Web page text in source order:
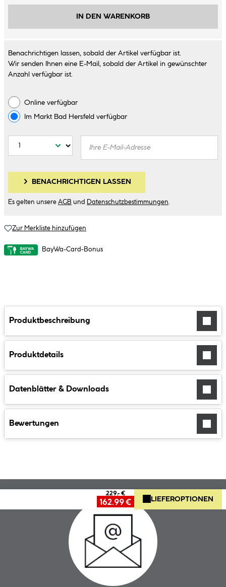
IN DEN WARENKORB
Benachrichtigen lassen, sobald der Artikel verfügbar ist.
Wir senden Ihnen eine E-Mail, sobald der Artikel in gewünschter
Anzahl verfügbar ist.
Online verfügbar
Im Markt Bad Hersfeld verfügbar
BENACHRICHTIGEN LASSEN
Es gelten unsere AGB und Datenschutzbestimmungen
Zur Merkliste hinzufügen
BayWa-Card-Bonus
Produktbeschreibung
Produktdetails
Datenblätter & Downloads
Bewertungen
229.- €
162.99 € LIEFEROPTIONEN